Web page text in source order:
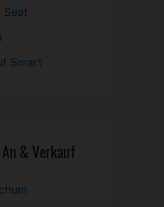
Seat
Smart
& Verkauf